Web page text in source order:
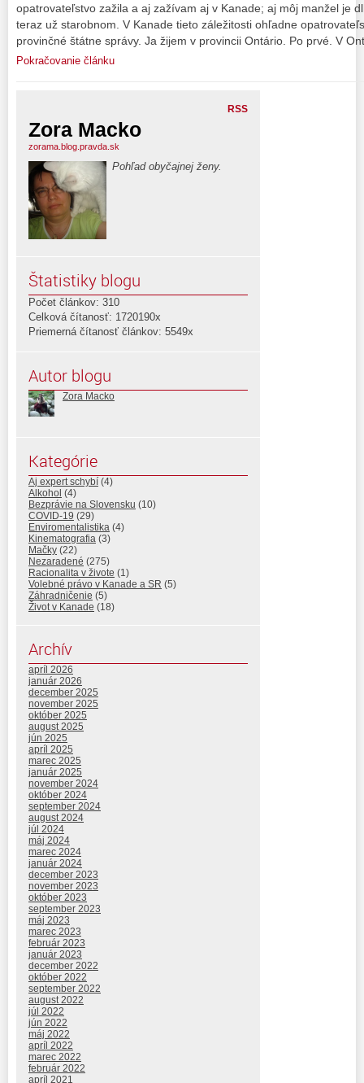
opatrovateľstvo zažila a aj zažívam aj v Kanade; aj môj manžel je
teraz už starobnom. V Kanade tieto záležitosti ohľadne
provinčné štátne správy. Ja žijem v provincii Ontário. Po prvé. V
Pokračovanie článku
RSS
Zora Macko
zorama.blog.pravda.sk
Pohľad obyčajnej ženy.
Štatistiky blogu
Počet článkov: 310
Celková čítanosť: 1720190x
Priemerná čítanosť článkov: 5549x
Autor blogu
Zora Macko
Kategórie
Aj expert schybí (4)
Alkohol (4)
Bezprávie na Slovensku (10)
COVID-19 (29)
Enviromentalistika (4)
Kinematografia (3)
Mačky (22)
Nezaradené (275)
Racionalita v živote (1)
Volebné právo v Kanade a SR (5)
Záhradničenie (5)
Život v Kanade (18)
Archív
apríl 2026
január 2026
december 2025
november 2025
október 2025
august 2025
jún 2025
apríl 2025
marec 2025
január 2025
november 2024
október 2024
september 2024
august 2024
júl 2024
máj 2024
marec 2024
január 2024
december 2023
november 2023
október 2023
september 2023
máj 2023
marec 2023
február 2023
január 2023
december 2022
október 2022
september 2022
august 2022
júl 2022
jún 2022
máj 2022
apríl 2022
marec 2022
február 2022
apríl 2021